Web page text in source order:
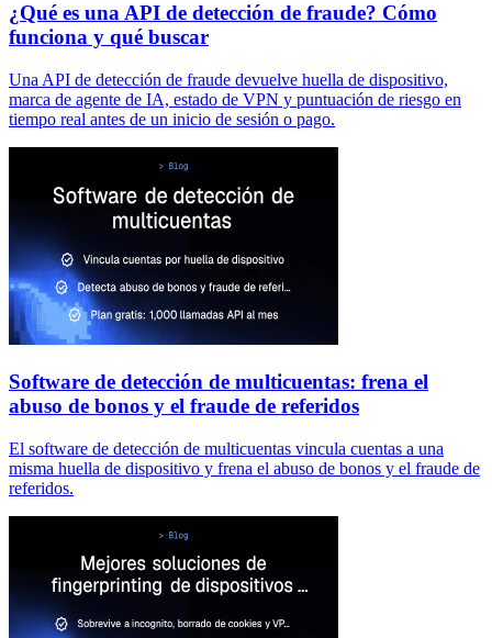
¿Qué es una API de detección de fraude? Cómo
funciona y qué buscar
Una API de detección de fraude devuelve huella de dispositivo,
marca de agente de IA, estado de VPN y puntuación de riesgo en
tiempo real antes de un inicio de sesión o pago.
Software de detección de multicuentas: frena el
abuso de bonos y el fraude de referidos
El software de detección de multicuentas vincula cuentas a una
misma huella de dispositivo y frena el abuso de bonos y el fraude de
referidos.